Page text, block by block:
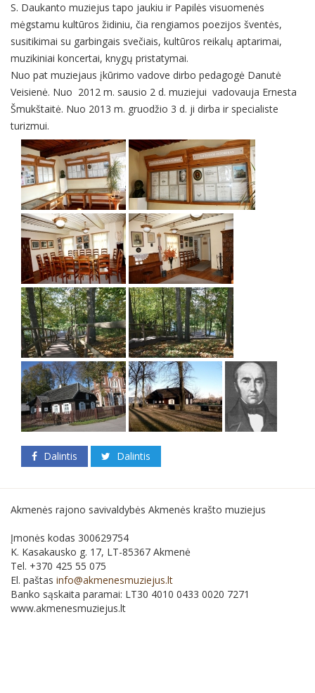
S. Daukanto muziejus tapo jaukiu ir Papilės visuomenės
mėgstamu kultūros židiniu, čia rengiamos poezijos šventės,
susitikimai su garbingais svečiais, kultūros reikalų aptarimai,
muzikiniai koncertai, knygų pristatymai.
Nuo pat muziejaus įkūrimo vadove dirbo pedagogė Danutė
Veisienė. Nuo 2012 m. sausio 2 d. muziejui vadovauja Ernesta
Šmukštaitė. Nuo 2013 m. gruodžio 3 d. ji dirba ir specialiste
turizmui.
Dalintis Dalintis
Akmenės rajono savivaldybės Akmenės krašto muziejus
Įmonės kodas 300629754
K. Kasakausko g. 17, LT-85367 Akmenė
Tel. +370 425 55 075
El. paštas info@akmenesmuziejus.lt
Banko sąskaita paramai: LT30 4010 0433 0020 7271
www.akmenesmuziejus.lt